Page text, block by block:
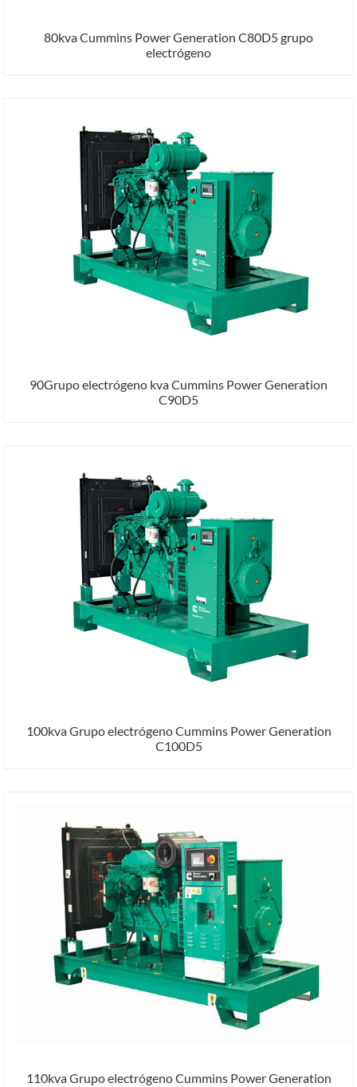
80kva Cummins Power Generation C80D5 grupo
electrógeno
90Grupo electrógeno kva Cummins Power Generation
C90D5
100kva Grupo electrógeno Cummins Power Generation
C100D5
110kva Grupo electrógeno Cummins Power Generation